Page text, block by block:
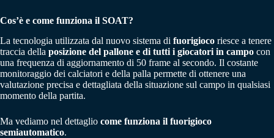
Cos’è e come funziona il SOAT?
La tecnologia utilizzata dal nuovo sistema di fuorigioco riesce a tenere
traccia della posizione del pallone e di tutti i giocatori in campo con
una frequenza di aggiornamento di 50 frame al secondo. Il costante
monitoraggio dei calciatori e della palla permette di ottenere una
valutazione precisa e dettagliata della situazione sul campo in qualsiasi
momento della partita.
Ma vediamo nel dettaglio come funziona il fuorigioco
semiautomatico.